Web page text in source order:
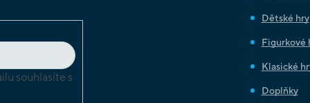
souhlasíte s
Dětské hry
Figurkové
Klasické
Doplňky